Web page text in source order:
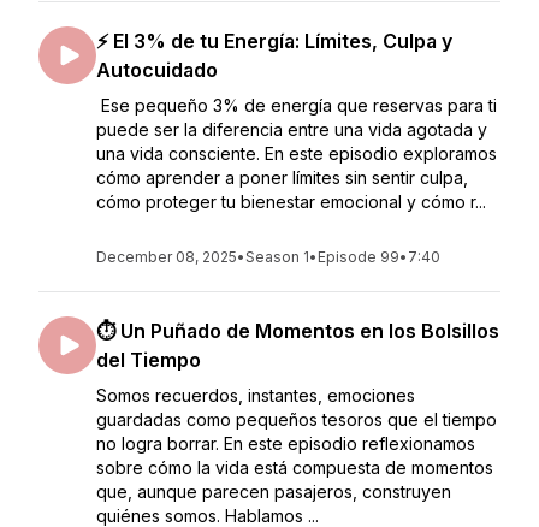
⚡ El 3% de tu Energía: Límites, Culpa y
Autocuidado
Ese pequeño 3% de energía que reservas para ti
puede ser la diferencia entre una vida agotada y
una vida consciente. En este episodio exploramos
cómo aprender a poner límites sin sentir culpa,
cómo proteger tu bienestar emocional y cómo r...
December 08, 2025•Season 1• Episode 99• 7:40
⏱️ Un Puñado de Momentos en los Bolsillos
del Tiempo
Somos recuerdos, instantes, emociones
guardadas como pequeños tesoros que el tiempo
no logra borrar. En este episodio reflexionamos
sobre cómo la vida está compuesta de momentos
que, aunque parecen pasajeros, construyen
quiénes somos. Hablamos ...